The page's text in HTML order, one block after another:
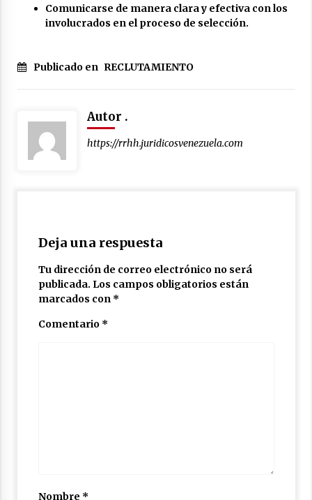
Comunicarse de manera clara y efectiva con los
involucrados en el proceso de selección.
Publicado en RECLUTAMIENTO
Autor .
https://rrhh.juridicosvenezuela.com
Deja una respuesta
Tu dirección de correo electrónico no será
publicada. Los campos obligatorios están
marcados con *
Comentario *
Nombre *